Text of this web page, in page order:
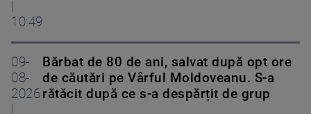
10:49
09-
08-
2026
Bărbat de 80 de ani, salvat după opt ore
de căutări pe Vârful Moldoveanu. S-a
rătăcit după ce s-a despărțit de grup